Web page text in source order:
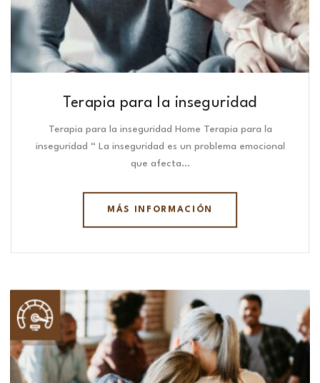
Terapia para la inseguridad
Terapia para la inseguridad Home Terapia para la
inseguridad “ La inseguridad es un problema emocional
que afecta…
MÁS INFORMACIÓN